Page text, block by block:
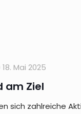
18. Mai 2025
am Ziel
sich zahlreiche